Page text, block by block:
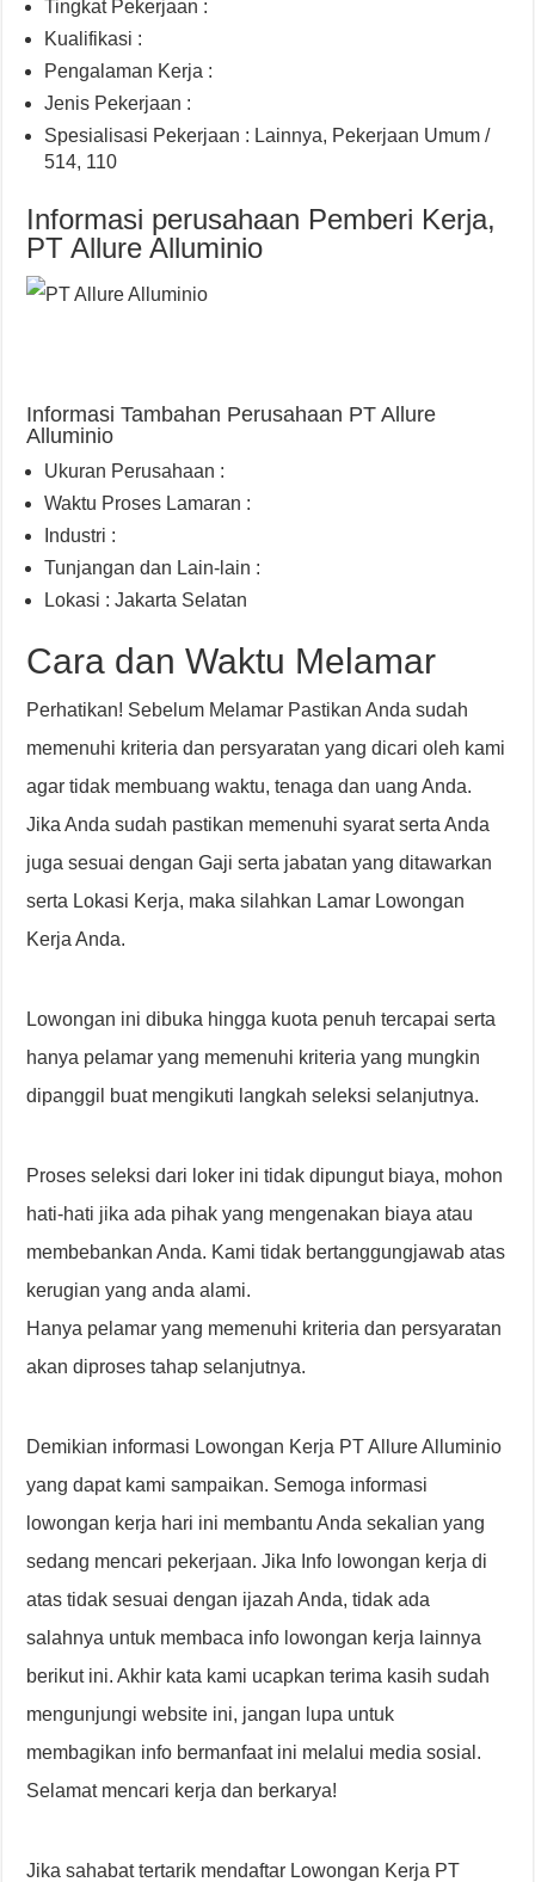
Tingkat Pekerjaan :
Kualifikasi :
Pengalaman Kerja :
Jenis Pekerjaan :
Spesialisasi Pekerjaan : Lainnya, Pekerjaan Umum /
514, 110
Informasi perusahaan Pemberi Kerja,
PT Allure Alluminio
Informasi Tambahan Perusahaan PT Allure
Alluminio
Ukuran Perusahaan :
Waktu Proses Lamaran :
Industri :
Tunjangan dan Lain-lain :
Lokasi : Jakarta Selatan
Cara dan Waktu Melamar
Perhatikan! Sebelum Melamar Pastikan Anda sudah
memenuhi kriteria dan persyaratan yang dicari oleh kami
agar tidak membuang waktu, tenaga dan uang Anda.
Jika Anda sudah pastikan memenuhi syarat serta Anda
juga sesuai dengan Gaji serta jabatan yang ditawarkan
serta Lokasi Kerja, maka silahkan Lamar Lowongan
Kerja Anda.
Lowongan ini dibuka hingga kuota penuh tercapai serta
hanya pelamar yang memenuhi kriteria yang mungkin
dipanggil buat mengikuti langkah seleksi selanjutnya.
Proses seleksi dari loker ini tidak dipungut biaya, mohon
hati-hati jika ada pihak yang mengenakan biaya atau
membebankan Anda. Kami tidak bertanggungjawab atas
kerugian yang anda alami.
Hanya pelamar yang memenuhi kriteria dan persyaratan
akan diproses tahap selanjutnya.
Demikian informasi Lowongan Kerja PT Allure Alluminio
yang dapat kami sampaikan. Semoga informasi
lowongan kerja hari ini membantu Anda sekalian yang
sedang mencari pekerjaan. Jika Info lowongan kerja di
atas tidak sesuai dengan ijazah Anda, tidak ada
salahnya untuk membaca info lowongan kerja lainnya
berikut ini. Akhir kata kami ucapkan terima kasih sudah
mengunjungi website ini, jangan lupa untuk
membagikan info bermanfaat ini melalui media sosial.
Selamat mencari kerja dan berkarya!
Jika sahabat tertarik mendaftar Lowongan Kerja PT